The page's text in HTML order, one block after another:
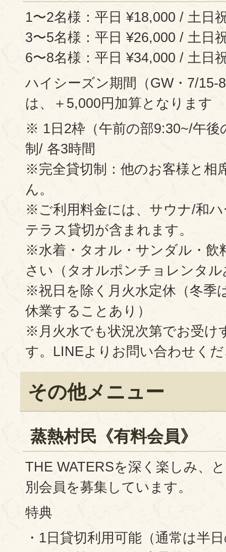
1〜2名様：平日 ¥18,000 / 土日
3〜5名様：平日 ¥26,000 / 土日
6〜8名様：平日 ¥34,000 / 土日
ハイシーズン期間（GW・7/15-
は、＋5,000円加算となります
※ 1日2枠（午前の部9:30~/午後
制/ 各3時間
※完全貸切制：他のお客様と相
ん。
※ご利用料金には、サウナ/和
テラス貸切が含まれます。
※水着・タオル・サンダル・飲
さい（タオルポンチョレンタ
※祝日を除く月火水定休（冬季
休業することあり）
※月火水でも状況次第でお受け
す。LINEよりお問い合わせく
その他メニュー
蒸熱村民《有料会員》
THE WATERSを深く楽しみ、
別会員を募集しています。
特典
・1日貸切利用可能（通常は半